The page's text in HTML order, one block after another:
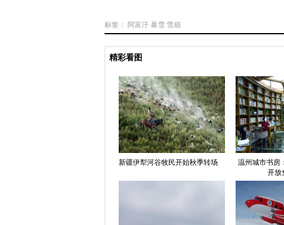
标签： 阿富汗 暴雪 雪崩
精彩看图
新疆伊犁河谷牧民开始秋季转场
温州城市书房
开放